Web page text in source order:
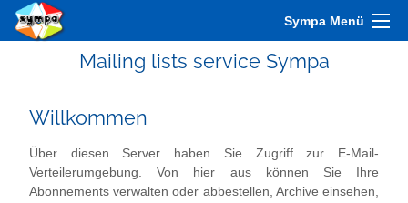
Sympa Menü
Mailing lists service Sympa
Willkommen
Über diesen Server haben Sie Zugriff zur E-Mail-
Verteilerumgebung. Von hier aus können Sie Ihre
Abonnements verwalten oder abbestellen, Archive einsehen,